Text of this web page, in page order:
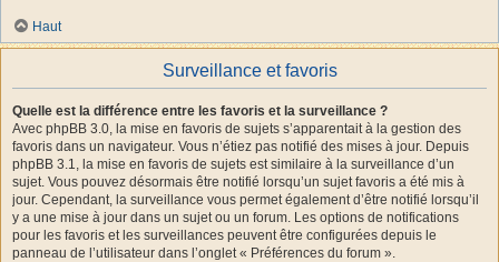
Haut
Surveillance et favoris
Quelle est la différence entre les favoris et la surveillance ?
Avec phpBB 3.0, la mise en favoris de sujets s’apparentait à la gestion des
favoris dans un navigateur. Vous n’étiez pas notifié des mises à jour. Depuis
phpBB 3.1, la mise en favoris de sujets est similaire à la surveillance d’un
sujet. Vous pouvez désormais être notifié lorsqu’un sujet favoris a été mis à
jour. Cependant, la surveillance vous permet également d’être notifié lorsqu’il
y a une mise à jour dans un sujet ou un forum. Les options de notifications
pour les favoris et les surveillances peuvent être configurées depuis le
panneau de l’utilisateur dans l’onglet « Préférences du forum ».